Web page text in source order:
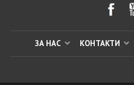
ЗА НАС КОНТАКТИ